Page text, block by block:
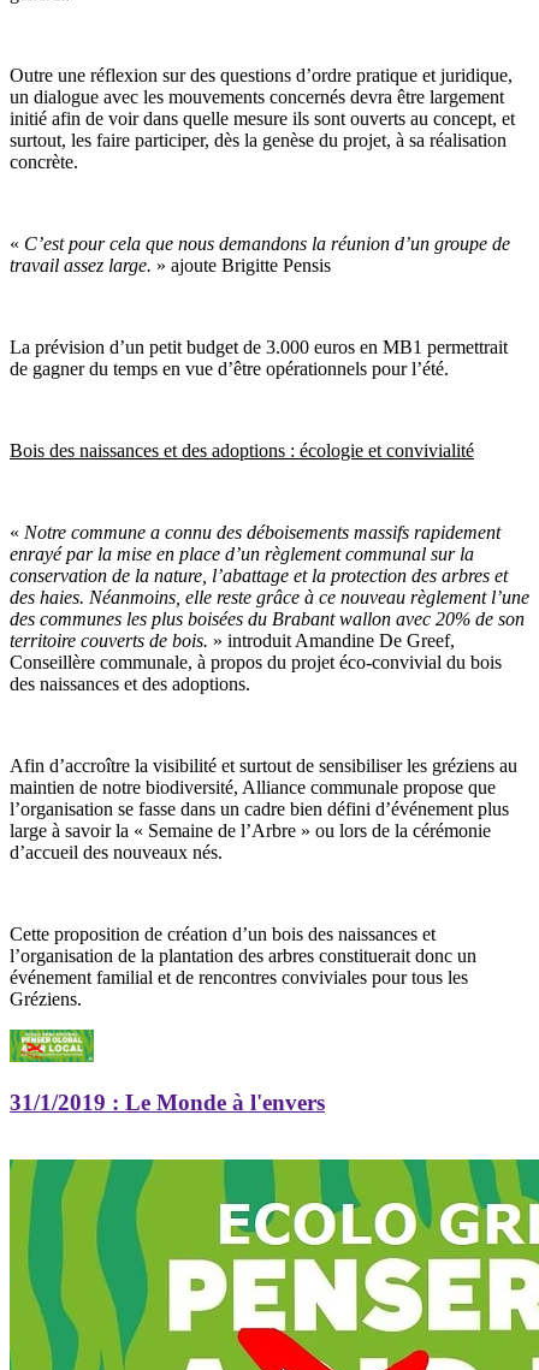
Outre une réflexion sur des questions d’ordre pratique et juridique,
un dialogue avec les mouvements concernés devra être largement
initié afin de voir dans quelle mesure ils sont ouverts au concept, et
surtout, les faire participer, dès la genèse du projet, à sa réalisation
concrète.
« C’est pour cela que nous demandons la réunion d’un groupe de
travail assez large. » ajoute Brigitte Pensis
La prévision d’un petit budget de 3.000 euros en MB1 permettrait
de gagner du temps en vue d’être opérationnels pour l’été.
Bois des naissances et des adoptions : écologie et convivialité
« Notre commune a connu des déboisements massifs rapidement
enrayé par la mise en place d’un règlement communal sur la
conservation de la nature, l’abattage et la protection des arbres et
des haies. Néanmoins, elle reste grâce à ce nouveau règlement l’une
des communes les plus boisées du Brabant wallon avec 20% de son
territoire couverts de bois. » introduit Amandine De Greef,
Conseillère communale, à propos du projet éco-convivial du bois
des naissances et des adoptions.
Afin d’accroître la visibilité et surtout de sensibiliser les gréziens au
maintien de notre biodiversité, Alliance communale propose que
l’organisation se fasse dans un cadre bien défini d’événement plus
large à savoir la « Semaine de l’Arbre » ou lors de la cérémonie
d’accueil des nouveaux nés.
Cette proposition de création d’un bois des naissances et
l’organisation de la plantation des arbres constituerait donc un
événement familial et de rencontres conviviales pour tous les
Gréziens.
31/1/2019 : Le Monde à l'envers